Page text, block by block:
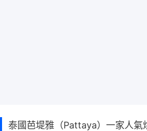
泰國芭堤雅（Pattaya）一家人氣